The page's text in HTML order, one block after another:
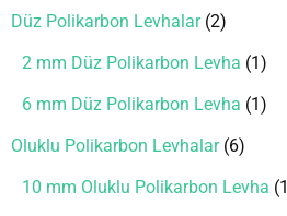
Düz Polikarbon Levhalar 2
2 mm Düz Polikarbon Levha 1
6 mm Düz Polikarbon Levha 1
Oluklu Polikarbon Levhalar 6
10 mm Oluklu Polikarbon Levha 1